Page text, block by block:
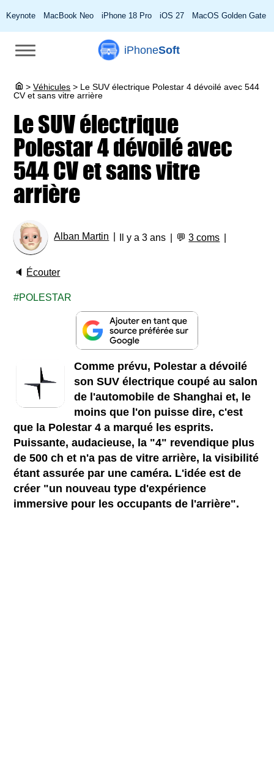
Keynote MacBook Neo iPhone 18 Pro iOS 27 MacOS Golden Gate
iPhoneSoft
> Véhicules > Le SUV électrique Polestar 4 dévoilé avec 544
CV et sans vitre arrière
Le SUV électrique
Polestar 4 dévoilé avec
544 CV et sans vitre
arrière
Alban Martin Il y a 3 ans 💬3 coms
🔈 Écouter
POLESTAR
Comme prévu, Polestar a dévoilé
son SUV électrique coupé au salon
de l'automobile de Shanghai et, le
moins que l'on puisse dire, c'est
que la Polestar 4 a marqué les esprits.
Puissante, audacieuse, la "4" revendique plus
de 500 ch et n'a pas de vitre arrière, la visibilité
étant assurée par une caméra. L'idée est de
créer "un nouveau type d'expérience
immersive pour les occupants de l'arrière".